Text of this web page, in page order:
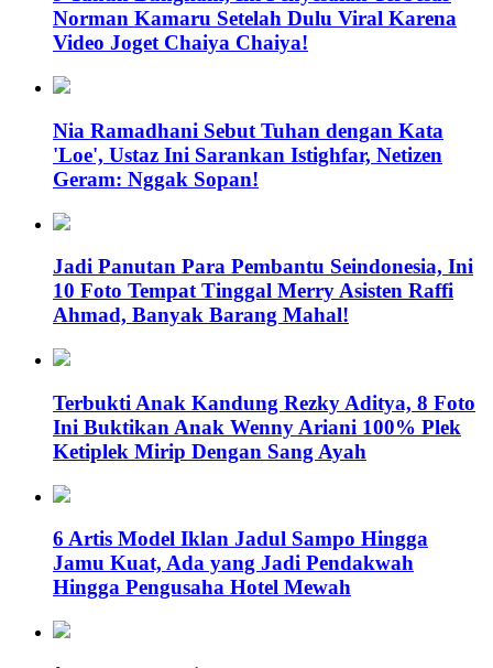
Norman Kamaru Setelah Dulu Viral Karena
Video Joget Chaiya Chaiya!
Nia Ramadhani Sebut Tuhan dengan Kata
'Loe', Ustaz Ini Sarankan Istighfar, Netizen
Geram: Nggak Sopan!
Jadi Panutan Para Pembantu Seindonesia, Ini
10 Foto Tempat Tinggal Merry Asisten Raffi
Ahmad, Banyak Barang Mahal!
Terbukti Anak Kandung Rezky Aditya, 8 Foto
Ini Buktikan Anak Wenny Ariani 100% Plek
Ketiplek Mirip Dengan Sang Ayah
6 Artis Model Iklan Jadul Sampo Hingga
Jamu Kuat, Ada yang Jadi Pendakwah
Hingga Pengusaha Hotel Mewah